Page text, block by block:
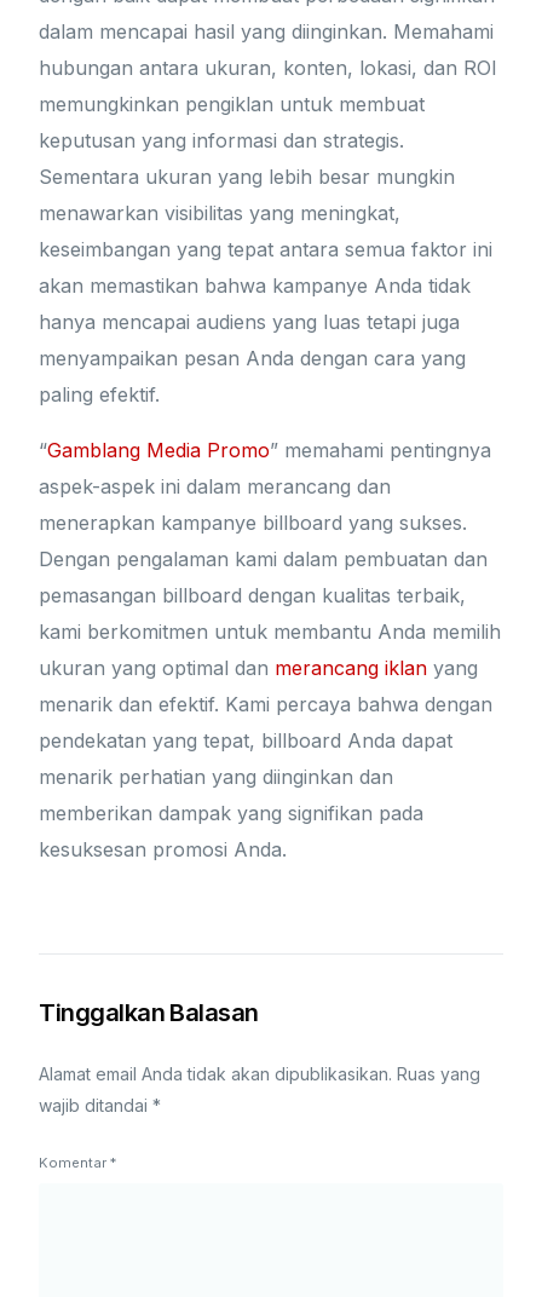
dalam mencapai hasil yang diinginkan. Memahami
hubungan antara ukuran, konten, lokasi, dan ROI
memungkinkan pengiklan untuk membuat
keputusan yang informasi dan strategis.
Sementara ukuran yang lebih besar mungkin
menawarkan visibilitas yang meningkat,
keseimbangan yang tepat antara semua faktor ini
akan memastikan bahwa kampanye Anda tidak
hanya mencapai audiens yang luas tetapi juga
menyampaikan pesan Anda dengan cara yang
paling efektif.
“Gamblang Media Promo” memahami pentingnya
aspek-aspek ini dalam merancang dan
menerapkan kampanye billboard yang sukses.
Dengan pengalaman kami dalam pembuatan dan
pemasangan billboard dengan kualitas terbaik,
kami berkomitmen untuk membantu Anda memilih
ukuran yang optimal dan merancang iklan yang
menarik dan efektif. Kami percaya bahwa dengan
pendekatan yang tepat, billboard Anda dapat
menarik perhatian yang diinginkan dan
memberikan dampak yang signifikan pada
kesuksesan promosi Anda.
Tinggalkan Balasan
Alamat email Anda tidak akan dipublikasikan. Ruas yang
wajib ditandai*
Komentar*